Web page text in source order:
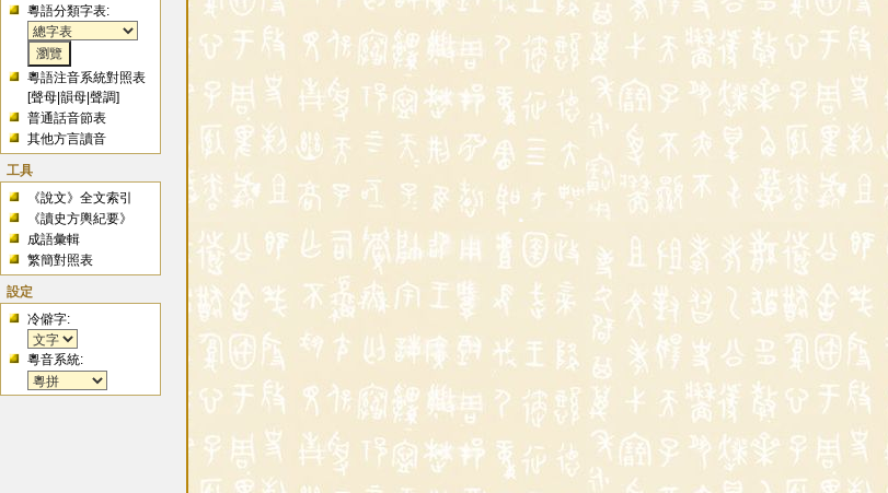
粵語分類字表:
粵語注音系統對照表
[聲母 |韻母 |聲調]
普通話音節表
其他方言讀音
工具
《說文》全文索引
《讀史方輿紀要》
成語彙輯
繁簡對照表
設定
冷僻字:
粵音系統: